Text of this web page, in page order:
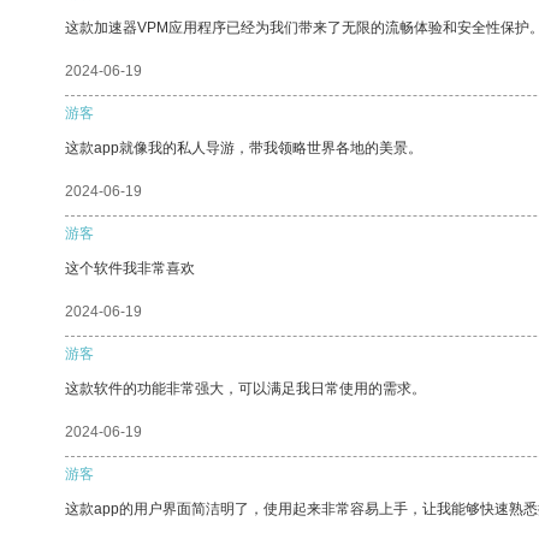
这款加速器VPM应用程序已经为我们带来了无限的流畅体验和安全性保护。
2024-06-19
游客
这款app就像我的私人导游，带我领略世界各地的美景。
2024-06-19
游客
这个软件我非常喜欢
2024-06-19
游客
这款软件的功能非常强大，可以满足我日常使用的需求。
2024-06-19
游客
这款app的用户界面简洁明了，使用起来非常容易上手，让我能够快速熟悉